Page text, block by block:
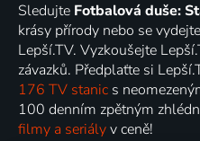
Sledujte Fotbalová duše:
krásy přírody nebo se
Lepší.TV. Vyzkoušejte
závazků. Předplaťte si
176 TV stanic s
100 denním zpětným
filmy a seriályv ceně!